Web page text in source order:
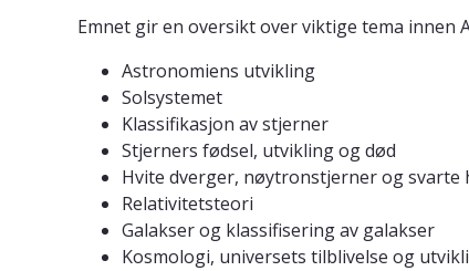
Emnet gir en oversikt over viktige tema innen
Astronomiens utvikling
Solsystemet
Klassifikasjon av stjerner
Stjerners fødsel, utvikling og død
Hvite dverger, nøytronstjerner og svarte
Relativitetsteori
Galakser og klassifisering av galakser
Kosmologi, universets tilblivelse og